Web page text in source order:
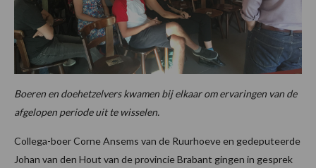
Boeren en doehetzelvers kwamen bij elkaar om ervaringen van de
afgelopen periode uit te wisselen.
Collega-boer Corne Ansems van de Ruurhoeve en gedeputeerde
Johan van den Hout van de provincie Brabant gingen in gesprek